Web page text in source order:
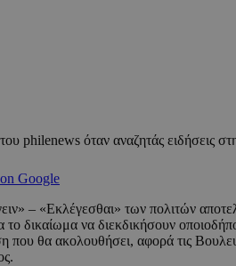
philenews όταν αναζητάς ειδήσεις
Google
– «Εκλέγεσθαι» των πολιτών
το δικαίωμα να διεκδικήσουν
θα ακολουθήσει, αφορά τις